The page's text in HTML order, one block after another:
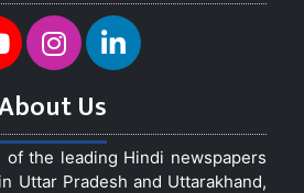
Us
the leading Hindi newspapers
Uttar Pradesh and Uttarakhand,